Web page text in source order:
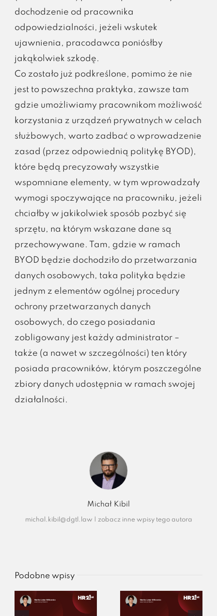
dochodzenie od pracownika
odpowiedzialności, jeżeli wskutek
ujawnienia, pracodawca poniósłby
jakąkolwiek szkodę.
Co zostało już podkreślone, pomimo że nie
jest to powszechna praktyka, zawsze tam
gdzie umożliwiamy pracownikom możliwość
korzystania z urządzeń prywatnych w celach
służbowych, warto zadbać o wprowadzenie
zasad (przez odpowiednią politykę BYOD),
które będą precyzowały wszystkie
wspomniane elementy, w tym wprowadzały
wymogi spoczywające na pracowniku, jeżeli
chciałby w jakikolwiek sposób pozbyć się
sprzętu, na którym wskazane dane są
przechowywane. Tam, gdzie w ramach
BYOD będzie dochodziło do przetwarzania
danych osobowych, taka polityka będzie
jednym z elementów ogólnej procedury
ochrony przetwarzanych danych
osobowych, do czego posiadania
zobligowany jest każdy administrator –
także (a nawet w szczególności) ten który
posiada pracowników, którym poszczególne
zbiory danych udostępnia w ramach swojej
działalności.
Michał Kibil
michal.kibil@dgtl.law zobacz inne wpisy tego autora
Podobne wpisy